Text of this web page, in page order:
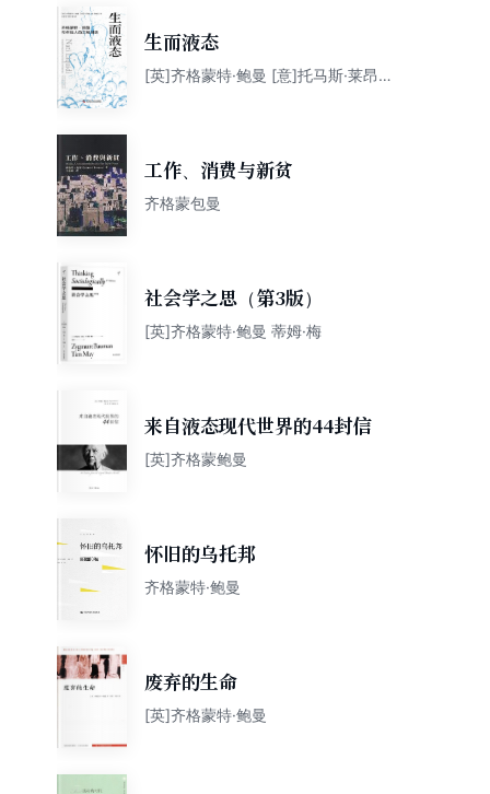
生而液态
[英]齐格蒙特·鲍曼 [意]托马斯·莱昂奇
工作、消费与新贫
齐格蒙包曼
社会学之思（第3版）
[英]齐格蒙特·鲍曼 蒂姆·梅
来自液态现代世界的44封信
[英]齐格蒙鲍曼
怀旧的乌托邦
齐格蒙特·鲍曼
废弃的生命
[英]齐格蒙特·鲍曼